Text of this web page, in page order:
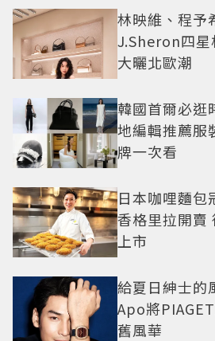
林映維、程予
J.Sheron四
大曬北歐潮
韓國首爾必逛
地編輯推薦服
牌一次看
日本咖哩麵包
香格里拉開賣
上市
給夏日紳士的
Apo將
舊風華